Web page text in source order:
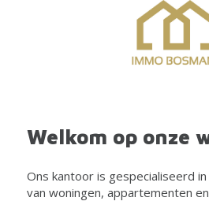
Welkom op onze
Ons kantoor is gespecialiseerd
van woningen, appartementen